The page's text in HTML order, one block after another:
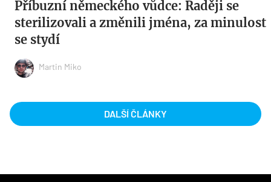
Příbuzní německého vůdce: Raději se
sterilizovali a změnili jména, za minulost
se stydí
Martin Miko
DALŠÍ ČLÁNKY